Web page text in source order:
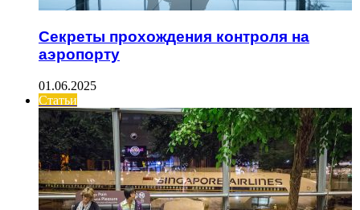
Секреты прохождения контроля на
аэропорту
01.06.2025
Статьи